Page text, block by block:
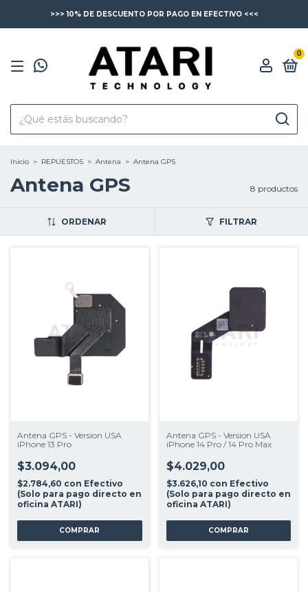
>>> 10% DE DESCUENTO POR PAGO EN EFECTIVO <<<
0
Inicio > REPUESTOS > Antena > Antena GPS
Antena GPS 8 productos
ORDENAR FILTRAR
Antena GPS - Version USA
iPhone 13 Pro
$3.094,00
$2.784,60 con Efectivo
(Solo para pago directo en
oficina ATARI)
Antena GPS - Version USA
iPhone 14 Pro / 14 Pro Max
$4.029,00
$3.626,10 con Efectivo
(Solo para pago directo en
oficina ATARI)